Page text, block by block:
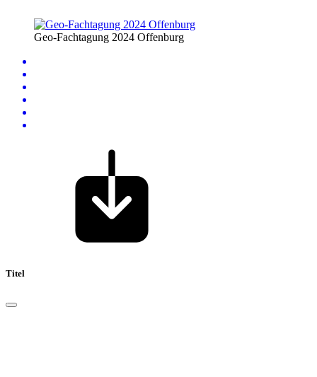
Geo-Fachtagung 2024 Offenburg
Titel